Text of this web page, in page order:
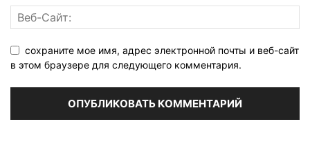
сохраните мое имя, адрес электронной почты и веб-сайт
в этом браузере для следующего комментария.